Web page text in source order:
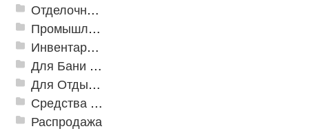
Отделочные профили
Промышленный текстиль
Инвентарь для клининга
Для Бани и Сауны
Для Отдыха и Пикника
Средства от насекомых и садовых вредителей
Распродажа